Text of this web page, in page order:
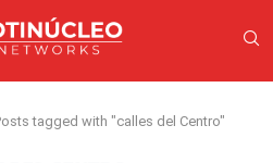
tagged with "calles del Centro"